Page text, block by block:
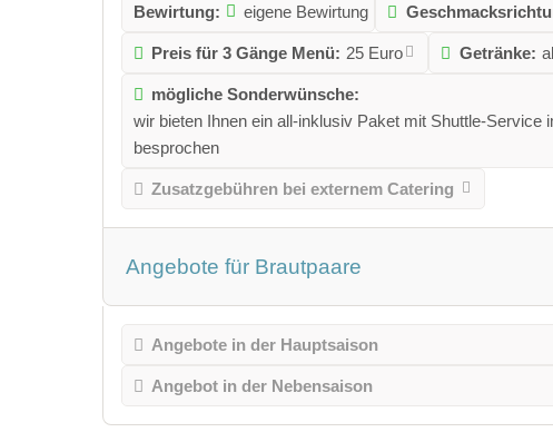
Bewirtung: eigene Bewirtung
Preis für 3 Gänge Menü: 25 Euro Getränke:
mögliche Sonderwünsche:
wir bieten Ihnen ein all-inklusiv Paket mit Shuttle-
besprochen
Zusatzgebühren bei externem Catering
Angebote für Brautpaare
Angebote in der Hauptsaison
Angebot in der Nebensaison